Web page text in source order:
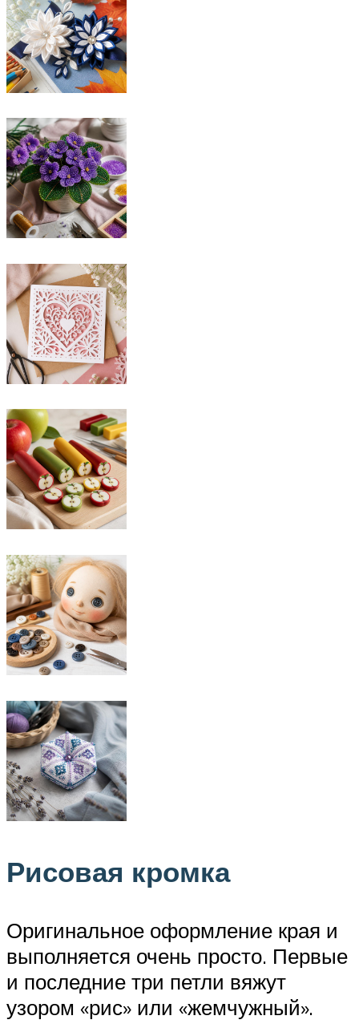
Рисовая кромка
Оригинальное оформление края и
выполняется очень просто. Первые
и последние три петли вяжут
узором «рис» или «жемчужный».